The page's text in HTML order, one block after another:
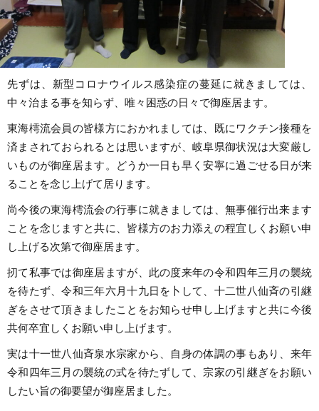
先ずは、新型コロナウイルス感染症の蔓延に就きましては、
中々治まる事を知らず、唯々困惑の日々で御座居ます。
東海樗流会員の皆様方におかれましては、既にワクチン接種を
済まされておられるとは思いますが、岐阜県御状況は大変厳し
いものが御座居ます。どうか一日も早く安寧に過ごせる日が来
ることを念じ上げて居ります。
尚今後の東海樗流会の行事に就きましては、無事催行出来ます
ことを念じますと共に、皆様方のお力添えの程宜しくお願い申
し上げる次第で御座居ます。
扨て私事では御座居ますが、此の度来年の令和四年三月の襲統
を待たず、令和三年六月十九日を卜して、十二世八仙斉の引継
ぎをさせて頂きましたことをお知らせ申し上げますと共に今後
共何卒宜しくお願い申し上げます。
実は十一世八仙斉泉水宗家から、自身の体調の事もあり、来年
令和四年三月の襲統の式を待たずして、宗家の引継ぎをお願い
したい旨の御要望が御座居ました。